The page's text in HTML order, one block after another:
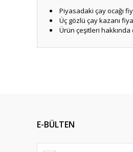
Piyasadaki çay ocağı
Üç gözlü çay kazanı
Ürün çeşitleri
Ürün bilgilerinde hatalar
Ürün fiyatı diğer
E-BÜLTEN